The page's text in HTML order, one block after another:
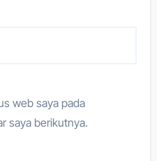
web saya pada
saya berikutnya.